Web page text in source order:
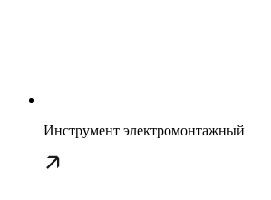
Инструмент электромонтажный